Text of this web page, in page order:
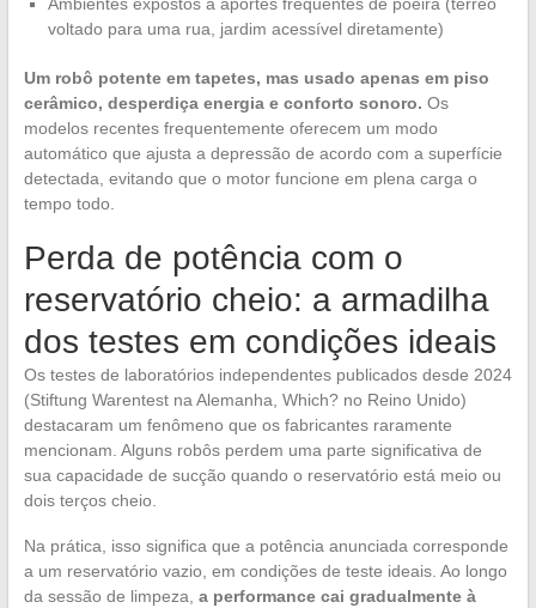
Ambientes expostos a aportes frequentes de poeira (térreo
voltado para uma rua, jardim acessível diretamente)
Um robô potente em tapetes, mas usado apenas em piso
cerâmico, desperdiça energia e conforto sonoro. Os
modelos recentes frequentemente oferecem um modo
automático que ajusta a depressão de acordo com a superfície
detectada, evitando que o motor funcione em plena carga o
tempo todo.
Perda de potência com o
reservatório cheio: a armadilha
dos testes em condições ideais
Os testes de laboratórios independentes publicados desde 2024
(Stiftung Warentest na Alemanha, Which? no Reino Unido)
destacaram um fenômeno que os fabricantes raramente
mencionam. Alguns robôs perdem uma parte significativa de
sua capacidade de sucção quando o reservatório está meio ou
dois terços cheio.
Na prática, isso significa que a potência anunciada corresponde
a um reservatório vazio, em condições de teste ideais. Ao longo
da sessão de limpeza, a performance cai gradualmente à